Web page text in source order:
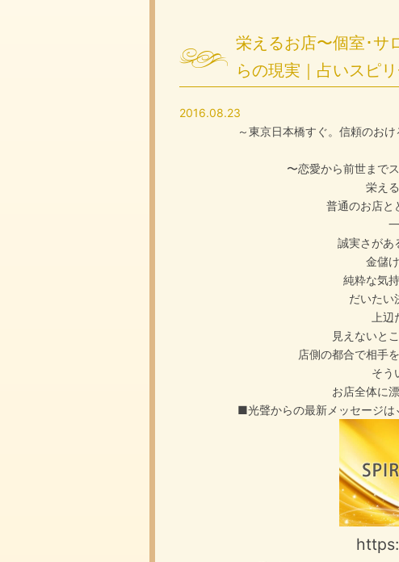
栄えるお店〜個室･サ
らの現実｜占いスピ
2016.08.23
～東京日本橋すぐ。信頼のお
〜恋愛から前世まで
栄え
普通のお店と
誠実さがあ
金儲
純粋な気
だいたい
上
見えないと
店側の都合で相手
そう
お店全体に
■光聲からの最新メッセージ